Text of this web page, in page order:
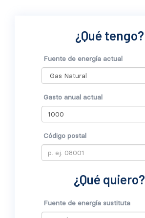
¿Qué tengo?
Fuente de energía actual
Gasto anual actual
Código postal
¿Qué quiero?
Fuente de energía sustituta